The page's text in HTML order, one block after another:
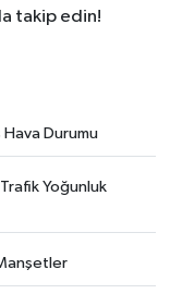
takip edin!
Hava Durumu
Yoğunluk